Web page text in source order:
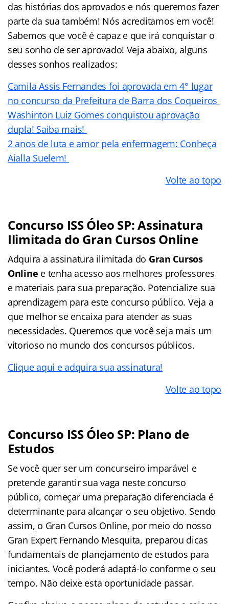
das histórias dos aprovados e nós queremos fazer
parte da sua também! Nós acreditamos em você!
Sabemos que você é capaz e que irá conquistar o
seu sonho de ser aprovado! Veja abaixo, alguns
desses sonhos realizados:
Camila Assis Fernandes foi aprovada em 4° lugar
no concurso da Prefeitura de Barra dos Coqueiros
Washinton Luiz Gomes conquistou aprovação
dupla! Saiba mais!
2 anos de luta e amor pela enfermagem: Conheça
Aialla Suelem!
Volte ao topo
Concurso ISS Óleo SP: Assinatura
Ilimitada do Gran Cursos Online
Adquira a assinatura ilimitada do Gran Cursos
Online e tenha acesso aos melhores professores
e materiais para sua preparação. Potencialize sua
aprendizagem para este concurso público. Veja a
que melhor se encaixa para atender as suas
necessidades. Queremos que você seja mais um
vitorioso no mundo dos concursos públicos.
Clique aqui e adquira sua assinatura!
Volte ao topo
Concurso ISS Óleo SP: Plano de
Estudos
Se você quer ser um concurseiro imparável e
pretende garantir sua vaga neste concurso
público, começar uma preparação diferenciada é
determinante para alcançar o seu objetivo. Sendo
assim, o Gran Cursos Online, por meio do nosso
Gran Expert Fernando Mesquita, preparou dicas
fundamentais de planejamento de estudos para
iniciantes. Você poderá adaptá-lo conforme o seu
tempo. Não deixe esta oportunidade passar.